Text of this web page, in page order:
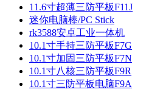
11.6寸超薄三防平板F11J
迷你电脑棒/PC Stick
rk3588安卓工业一体机
10.1寸手持三防平板F7G
10.1寸加固三防平板F7N
10.1寸八核三防平板F9R
10.1寸三防平板电脑F9A